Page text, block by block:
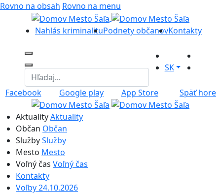
Rovno na obsah Rovno na menu
Nahlás kriminalituPodnety občanovKontakty
SK
Facebook Google play App Store Späť hore
AktualityAktuality
Občan Občan
SlužbySlužby
Mesto Mesto
Voľný čas Voľný čas
Kontakty
Voľby 24.10.2026